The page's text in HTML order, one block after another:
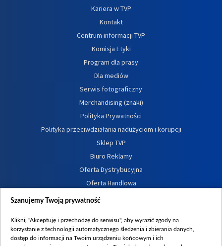
Kariera w TVP
Kontakt
Centrum informacji TVP
Komisja Etyki
Program dla prasy
Dla mediów
Serwis fotograficzny
Merchandising (znaki)
Polityka Prywatności
Polityka przeciwdziałania nadużyciom i korupcji
Sklep TVP
Biuro Reklamy
Oferta Dystrybucyjna
Oferta Handlowa
Dostępność
Procedura zgłoszeń wewnętrznych
Szanujemy Twoją prywatność
Kliknij "Akceptuję i przechodzę do serwisu", aby wyrazić zgody na
korzystanie z technologii automatycznego śledzenia i zbierania danych,
dostęp do informacji na Twoim urządzeniu końcowym i ich